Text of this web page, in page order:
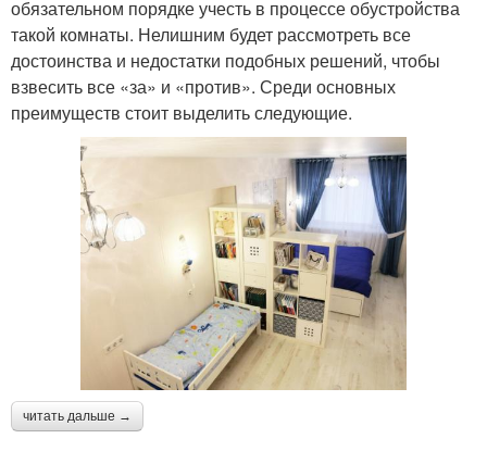
обязательном порядке учесть в процессе обустройства
такой комнаты. Нелишним будет рассмотреть все
достоинства и недостатки подобных решений, чтобы
взвесить все «за» и «против». Среди основных
преимуществ стоит выделить следующие.
читать дальше →